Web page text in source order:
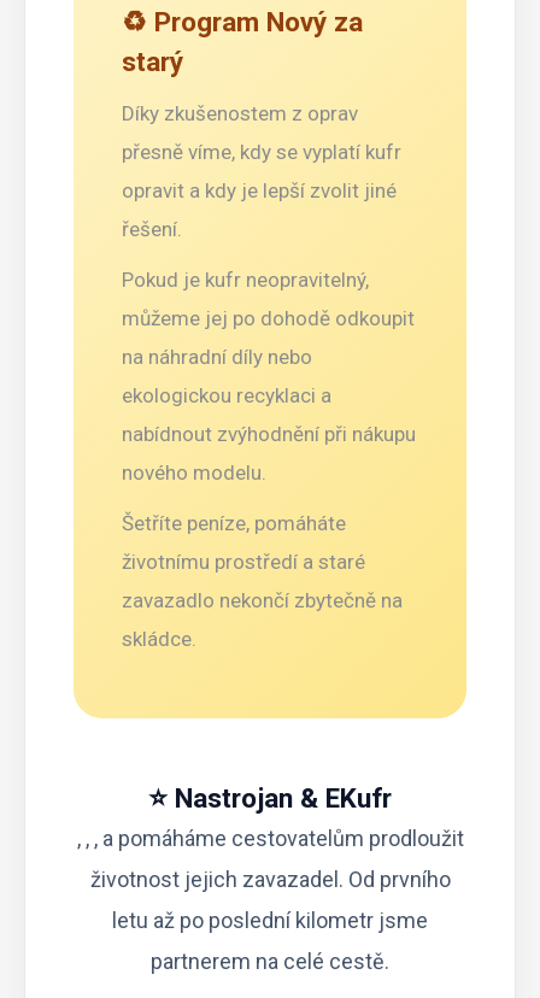
♻️ Program Nový za
starý
Díky zkušenostem z oprav
přesně víme, kdy se vyplatí kufr
opravit a kdy je lepší zvolit jiné
řešení.
Pokud je kufr neopravitelný,
můžeme jej po dohodě odkoupit
na náhradní díly nebo
ekologickou recyklaci a
nabídnout zvýhodnění při nákupu
nového modelu.
Šetříte peníze, pomáháte
životnímu prostředí a staré
zavazadlo nekončí zbytečně na
skládce.
⭐ Nastrojan & EKufr
, , , a pomáháme cestovatelům prodloužit
životnost jejich zavazadel. Od prvního
letu až po poslední kilometr jsme
partnerem na celé cestě.